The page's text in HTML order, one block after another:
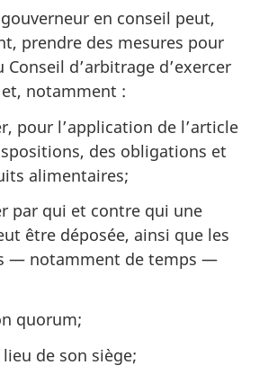
gouverneur en conseil peut,
prendre des mesures pour
d’arbitrage d’exercer
notamment :
pour l’application de l’article
des obligations et
alimentaires;
par qui et contre qui une
être déposée, ainsi que les
— notamment de temps —
quorum;
de son siège;